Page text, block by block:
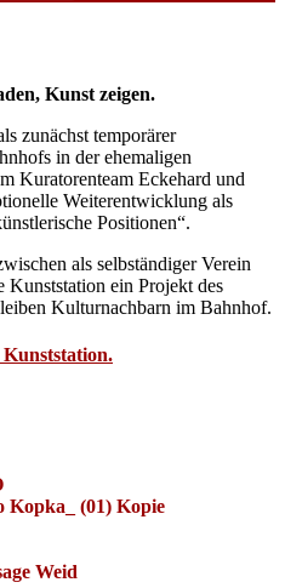
Kunst zeigen.
zunächst temporärer
in der ehemaligen
Kuratorenteam Eckehard und
Weiterentwicklung als
Positionen“.
als selbständiger Verein
Kunststation ein Projekt des
Kulturnachbarn im Bahnhof.
Kunststation.